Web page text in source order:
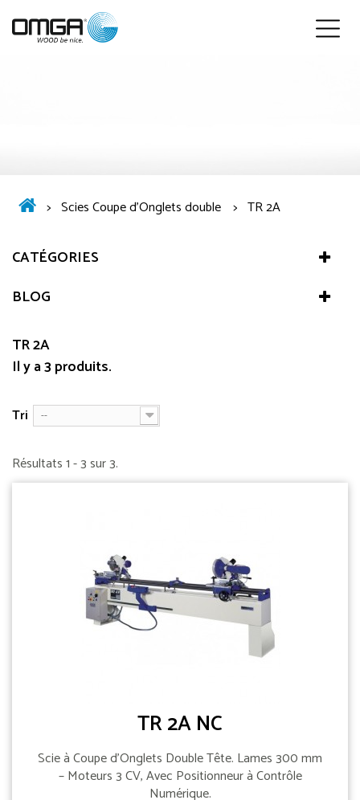
> Scies Coupe d'Onglets double > TR 2A
CATÉGORIES
BLOG
TR 2A
Il y a 3 produits.
Tri --
Résultats 1 - 3 sur 3.
TR 2A NC
Scie à Coupe d'Onglets Double Tête. Lames 300 mm
– Moteurs 3 CV, Avec Positionneur à Contrôle
Numérique.